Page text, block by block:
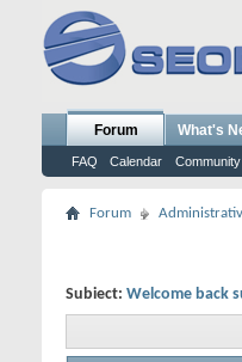
Forum
FAQ Calendar Community
What's
Forum Administrativ
Subiect: Welcome back